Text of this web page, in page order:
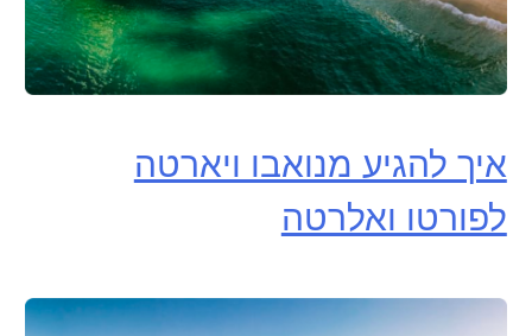
איך להגיע מנואבו ויארטה
לפורטו ואלרטה